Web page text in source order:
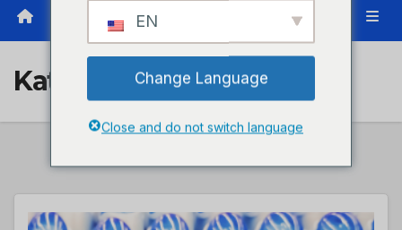
Kategorie:beauty
EN
Change Language
Close and do not switch language